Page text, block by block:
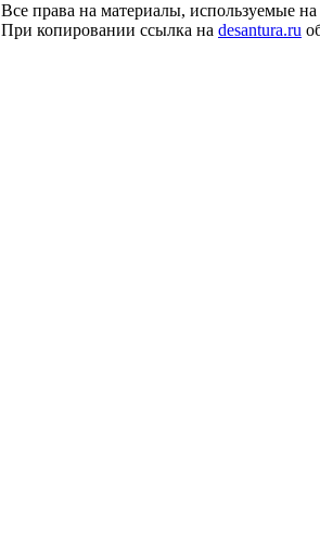
Все права на материалы, используемые
При копировании ссылка на desantura.ru